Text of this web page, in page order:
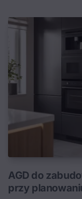
AGD do
przy